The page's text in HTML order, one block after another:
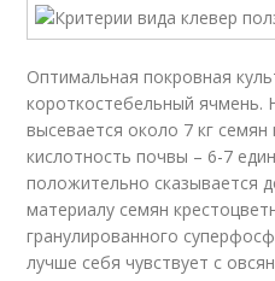
Оптимальная покровная
короткостебельный ячмень.
высевается около 7 кг
кислотность почвы – 6-7
положительно сказывается
материалу семян
гранулированного
лучше себя чувствует с